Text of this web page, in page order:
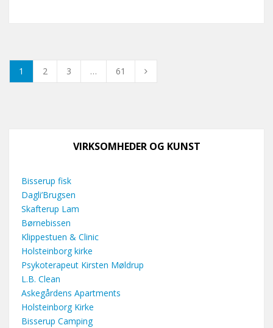
1 2 3 … 61
VIRKSOMHEDER OG KUNST
Bisserup fisk
Dagli’Brugsen
Skafterup Lam
Børnebissen
Klippestuen & Clinic
Holsteinborg kirke
Psykoterapeut Kirsten Møldrup
L.B. Clean
Askegårdens Apartments
Holsteinborg Kirke
Bisserup Camping